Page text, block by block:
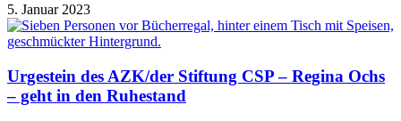
5. Januar 2023
Urgestein des AZK/der Stiftung CSP – Regina Ochs
– geht in den Ruhestand